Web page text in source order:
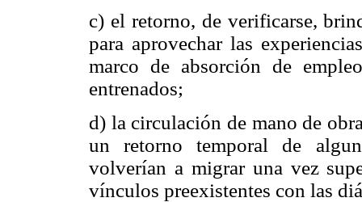
c) el retorno, de verificarse,
para aprovechar las
marco de absorción de
entrenados;
d) la circulación de mano de
un retorno temporal de
volverían a migrar una vez
vínculos preexistentes con las